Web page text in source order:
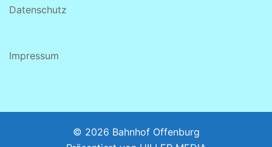
Datenschutz
Impressum
© 2026 Bahnhof Offenburg